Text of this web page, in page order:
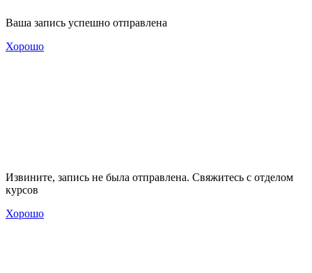
Ваша запись успешно отправлена
Хорошо
Извините, запись не была отправлена. Свяжитесь с отделом
курсов
Хорошо